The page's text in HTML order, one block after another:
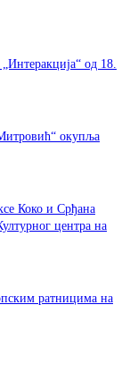
од 18.
окупља
Коко и Срђана
центра на
ратницима на